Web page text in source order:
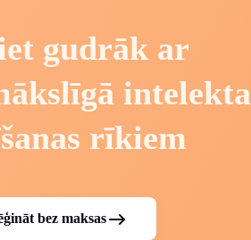
gudrāk ar
intelekta
rīkiem
bez maksas